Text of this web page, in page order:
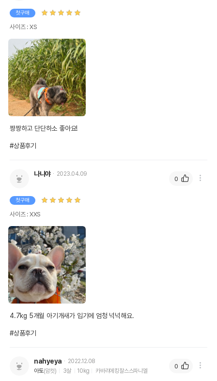
첫구매
사이즈 : XS
짱짱하고 단단하소 좋아요!
#상품후기
나니야 2023.04.09
첫구매
사이즈 : XXS
4.7kg 5개월 아기개새가 입기에 엄청 넉넉해요.
#상품후기
0
nahyeya
2022.12.08
아토(암컷) 3살 10kg 카바리에킹찰스스파니엘
0